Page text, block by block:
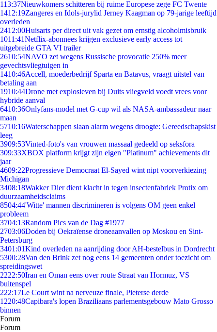
113:37Nieuwkomers schitteren bij ruime Europese zege FC Twente
1412:19Zangeres en Idols-jurylid Jerney Kaagman op 79-jarige leeftijd
overleden
2412:00Huisarts per direct uit vak gezet om ernstig alcoholmisbruik
1011:41Netflix-abonnees krijgen exclusieve early access tot
uitgebreide GTA VI trailer
2610:54NAVO zet wegens Russische provocatie 250% meer
gevechtsvliegtuigen in
1410:46Accell, moederbedrijf Sparta en Batavus, vraagt uitstel van
betaling aan
1910:44Drone met explosieven bij Duits vliegveld voedt vrees voor
hybride aanval
6410:36Onlyfans-model met G-cup wil als NASA-ambassadeur naar
maan
5710:16Waterschappen slaan alarm wegens droogte: Gereedschapskist
leeg
3909:53Vinted-foto's van vrouwen massaal gedeeld op seksfora
309:33XBOX platform krijgt zijn eigen "Platinum" achievements dit
jaar
4609:22Progressieve Democraat El-Sayed wint nipt voorverkiezing
Michigan
3408:18Wakker Dier dient klacht in tegen insectenfabriek Protix om
duurzaamheidsclaims
8504:44'Witte' mannen discrimineren is volgens OM geen enkel
probleem
3704:13Random Pics van de Dag #1977
2703:06Doden bij Oekraïense droneaanvallen op Moskou en Sint-
Petersburg
3401:01Kind overleden na aanrijding door AH-bestelbus in Dordrecht
5300:28Van den Brink zet nog eens 14 gemeenten onder toezicht om
spreidingswet
2222:50Iran en Oman eens over route Straat van Hormuz, VS
buitenspel
222:17Le Court wint na nerveuze finale, Pieterse derde
1220:48Capibara's lopen Braziliaans parlementsgebouw Mato Grosso
binnen
Forum
Forum